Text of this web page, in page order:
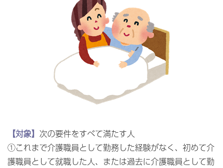
【対象】 次の要件をすべて満たす人
①これまで介護職員として勤務した経験がなく、初めて介
護職員として就職した人、または過去に介護職員として勤